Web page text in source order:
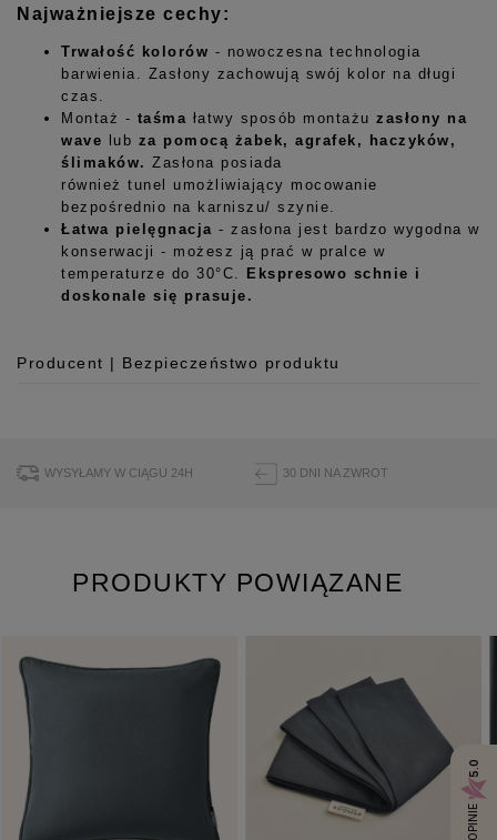
Najważniejsze cechy:
Trwałość kolorów - nowoczesna technologia
barwienia. Zasłony zachowują swój kolor na długi
czas.
Montaż - taśma łatwy sposób montażu zasłony na
wave lub za pomocą żabek, agrafek, haczyków,
ślimaków. Zasłona posiada
również tunel umożliwiający mocowanie
bezpośrednio na karniszu/ szynie.
Łatwa pielęgnacja - zasłona jest bardzo wygodna w
konserwacji - możesz ją prać w pralce w
temperaturze do 30°C. Ekspresowo schnie i
doskonale się prasuje.
Producent | Bezpieczeństwo produktu
ul. Buforowa 125/H-10a
Pobierz instrukcję bezpieczeństwa produktu
WYSYŁAMY W CIĄGU 24H 30 DNI NA ZWROT
PRODUKTY POWIĄZANE
OPINIE
5.0